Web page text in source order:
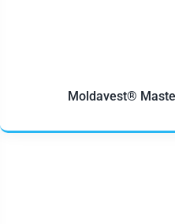
Moldavest®